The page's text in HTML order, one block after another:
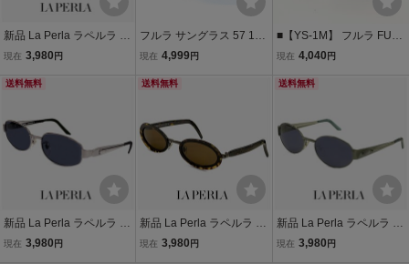
新品 La Perla ラペルラ サ
ングラス spe501-r09 レデ
スモデル メタル フレーム
現在 3,980 円
フルラ サングラス 57 16
SU478 眼鏡 ブランド小物
現在 4,999円
■【YS-1M】 フルラ FUR
LA ■ サングラス セルフレ
ブラウン 茶系 ■ イタリア
現在 4,040 円
送料無料
新品 La Perla ラペルラ サ
ングラス spe501-584 レ
現在 3,980 円
送料無料
新品 La Perla ラペルラ サ
ングラス spe502-722 レ
現在 3,980 円
送料無料
新品 La Perla ラペルラ サ
ングラス spe505-r25 オー
現在 3,980 円